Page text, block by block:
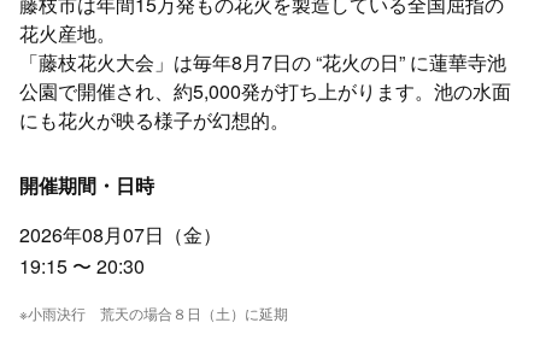
花火産地。
「藤枝花火大会」は毎年8月7日の “花火の日” に蓮華寺池
公園で開催され、約5,000発が打ち上がります。池の水面
にも花火が映る様子が幻想的。
開催期間・日時
2026年08月07日（金）
19:15 〜 20:30
※小雨決行 荒天の場合８日（土）に延期